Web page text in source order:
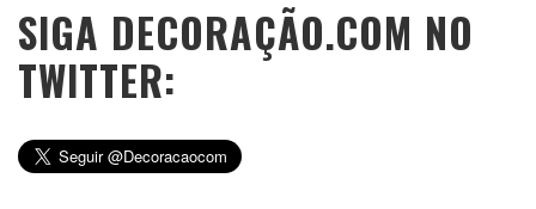
SIGA DECORAÇÃO.COM NO
TWITTER: